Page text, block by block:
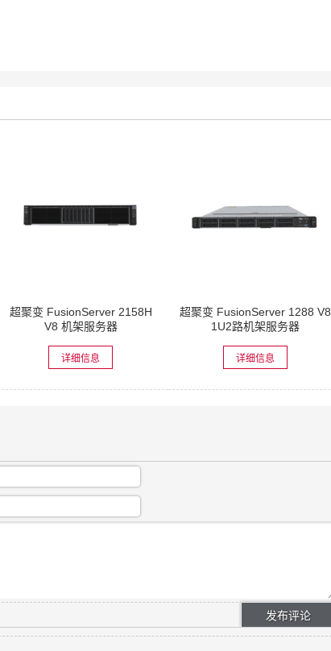
超聚变 FusionServer 2158H
V8 机架服务器
详细信息
超聚变 FusionServer 1288 V8
1U2路机架服务器
详细信息